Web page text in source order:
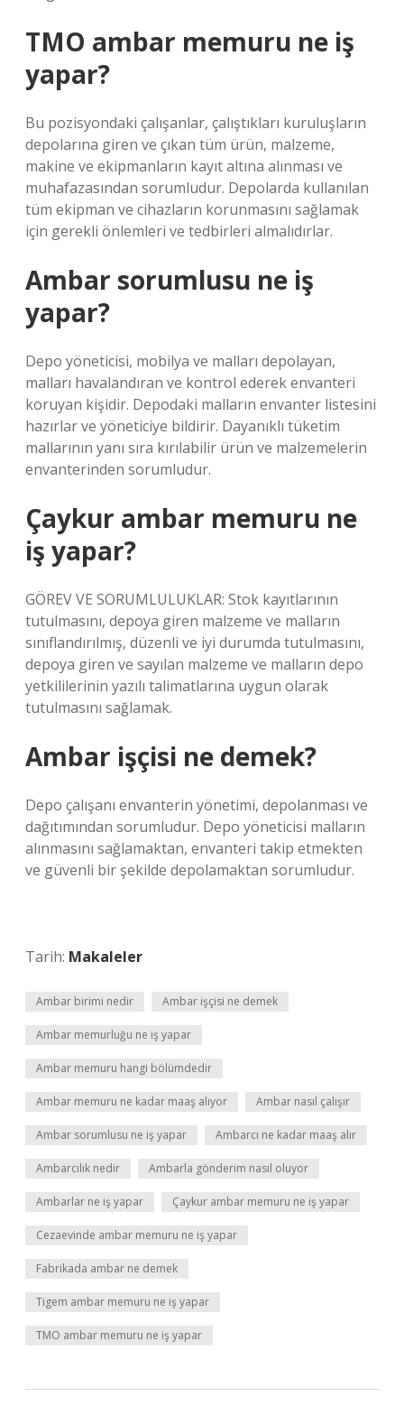
TMO ambar memuru ne iş
yapar?
Bu pozisyondaki çalışanlar, çalıştıkları kuruluşların
depolarına giren ve çıkan tüm ürün, malzeme,
makine ve ekipmanların kayıt altına alınması ve
muhafazasından sorumludur. Depolarda kullanılan
tüm ekipman ve cihazların korunmasını sağlamak
için gerekli önlemleri ve tedbirleri almalıdırlar.
Ambar sorumlusu ne iş
yapar?
Depo yöneticisi, mobilya ve malları depolayan,
malları havalandıran ve kontrol ederek envanteri
koruyan kişidir. Depodaki malların envanter listesini
hazırlar ve yöneticiye bildirir. Dayanıklı tüketim
mallarının yanı sıra kırılabilir ürün ve malzemelerin
envanterinden sorumludur.
Çaykur ambar memuru ne
iş yapar?
GÖREV VE SORUMLULUKLAR: Stok kayıtlarının
tutulmasını, depoya giren malzeme ve malların
sınıflandırılmış, düzenli ve iyi durumda tutulmasını,
depoya giren ve sayılan malzeme ve malların depo
yetkililerinin yazılı talimatlarına uygun olarak
tutulmasını sağlamak.
Ambar işçisi ne demek?
Depo çalışanı envanterin yönetimi, depolanması ve
dağıtımından sorumludur. Depo yöneticisi malların
alınmasını sağlamaktan, envanteri takip etmekten
ve güvenli bir şekilde depolamaktan sorumludur.
Tarih: Makaleler
Ambar birimi nedir Ambar işçisi ne demek
Ambar memurluğu ne iş yapar
Ambar memuru hangi bölümdedir
Ambar memuru ne kadar maaş alıyor Ambar nasıl çalışır
Ambar sorumlusu ne iş yapar Ambarcı ne kadar maaş alır
Ambarcılık nedir Ambarla gönderim nasıl oluyor
Ambarlar ne iş yapar Çaykur ambar memuru ne iş yapar
Cezaevinde ambar memuru ne iş yapar
Fabrikada ambar ne demek
Tigem ambar memuru ne iş yapar
TMO ambar memuru ne iş yapar